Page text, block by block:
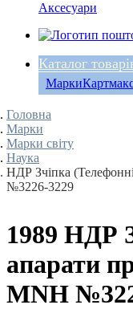
Аксесуари
Каталог
Марки
Головна
Марки
Марки світу
Наука
НДР Зчіпка
№3226-3229
1989 НДР
апарати
MNH